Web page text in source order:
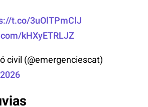
t.co/3uOlTPmClJ
kHXyETRLJZ
civil (@emergenciescat)